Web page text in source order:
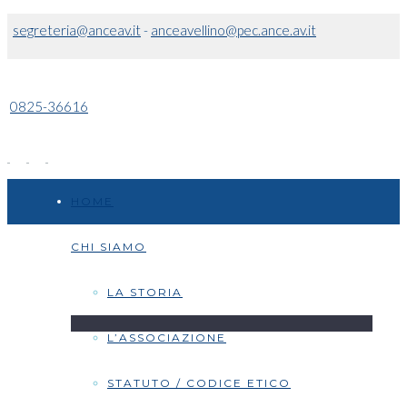
segreteria@anceav.it- anceavellino@pec.ance.av.it
0825-36616
CHI SIAMO
LA STORIA
L’ASSOCIAZIONE
STATUTO / CODICE ETICO